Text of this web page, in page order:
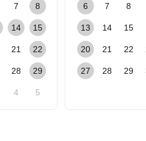
7 8
14 15
21 22
28 29
4 5
6 7 8
13 14 15
20 21 22
27 28 29